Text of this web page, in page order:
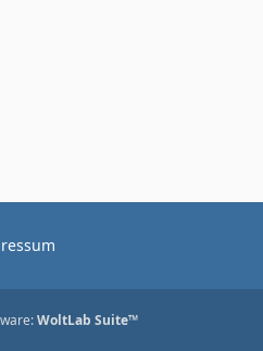
WoltLab Suite™